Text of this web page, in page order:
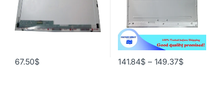
67.50$ 141.84$ – 149.37$